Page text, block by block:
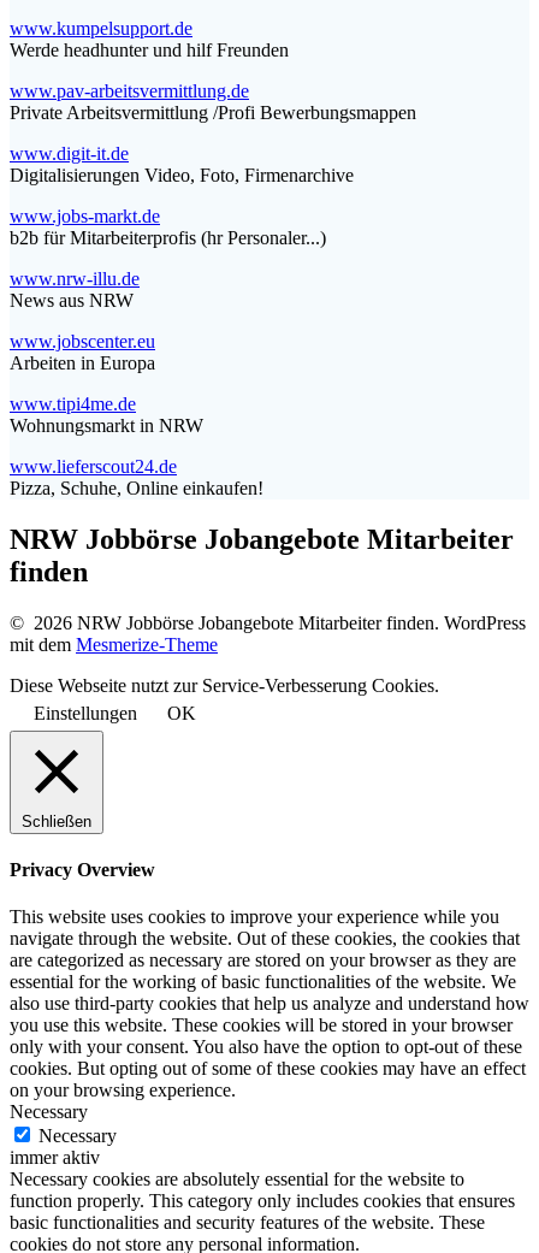
www.kumpelsupport.de
Werde headhunter und hilf Freunden
www.pav-arbeitsvermittlung.de
Private Arbeitsvermittlung /Profi Bewerbungsmappen
www.digit-it.de
Digitalisierungen Video, Foto, Firmenarchive
www.jobs-markt.de
b2b für Mitarbeiterprofis (hr Personaler...)
www.nrw-illu.de
News aus NRW
www.jobscenter.eu
Arbeiten in Europa
www.tipi4me.de
Wohnungsmarkt in NRW
www.lieferscout24.de
Pizza, Schuhe, Online einkaufen!
NRW Jobbörse Jobangebote Mitarbeiter
finden
© 2026 NRW Jobbörse Jobangebote Mitarbeiter finden. WordPress
mit dem Mesmerize-Theme
Diese Webseite nutzt zur Service-Verbesserung Cookies.
Einstellungen
OK
Schließen
Privacy Overview
This website uses cookies to improve your experience while you
navigate through the website. Out of these cookies, the cookies that
are categorized as necessary are stored on your browser as they are
essential for the working of basic functionalities of the website. We
also use third-party cookies that help us analyze and understand how
you use this website. These cookies will be stored in your browser
only with your consent. You also have the option to opt-out of these
cookies. But opting out of some of these cookies may have an effect
on your browsing experience.
Necessary
Necessary
immer aktiv
Necessary cookies are absolutely essential for the website to
function properly. This category only includes cookies that ensures
basic functionalities and security features of the website. These
cookies do not store any personal information.